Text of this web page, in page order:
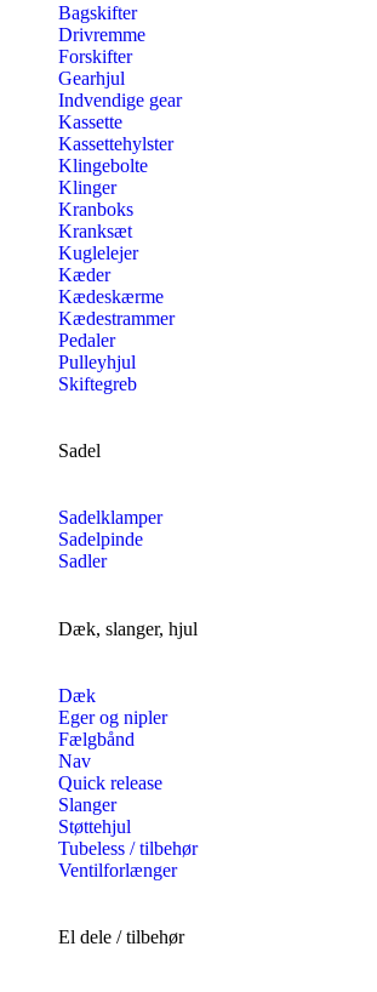
Bagskifter
Drivremme
Forskifter
Gearhjul
Indvendige gear
Kassette
Kassettehylster
Klingebolte
Klinger
Kranboks
Kranksæt
Kuglelejer
Kæder
Kædeskærme
Kædestrammer
Pedaler
Pulleyhjul
Skiftegreb
Sadel
Sadelklamper
Sadelpinde
Sadler
Dæk, slanger, hjul
Dæk
Eger og nipler
Fælgbånd
Nav
Quick release
Slanger
Støttehjul
Tubeless / tilbehør
Ventilforlænger
El dele / tilbehør